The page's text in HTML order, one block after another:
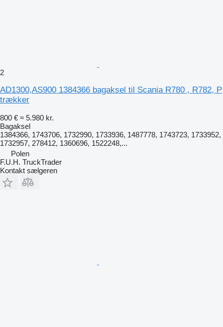
2
AD1300,AS900 1384366 bagaksel til Scania R780 , R782, P
trækker
800 € ≈ 5.980 kr.
Bagaksel
1384366, 1743706, 1732990, 1733936, 1487778, 1743723, 1733952,
1732957, 278412, 1360696, 1522248,...
Polen
F.U.H. TruckTrader
Kontakt sælgeren